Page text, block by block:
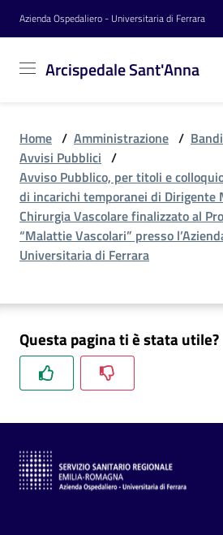
Vai al contenuto
Vai alla navigazione
Vai al footer
Azienda Ospedaliero - Universitaria di Ferrara
Arcispedale Sant'Anna
Sant'Anna
Azienda
Servizi
Novità
C
a
Home / Amministrazione /
Avvisi Pubblici /
Avviso Pubblico, per titoli e
di incarichi temporanei di Dirigente
Chirurgia Vascolare finalizzato al
“Malattie Vascolari” presso
Universitaria di Ferrara
Questa pagina ti è stata utile?